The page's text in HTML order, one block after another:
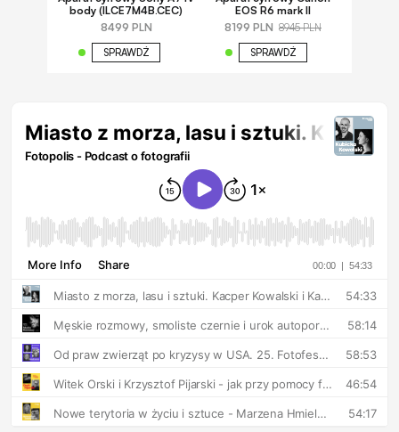
body (ILCE7M4B.CEC)
8499 PLN
SPRAWDŹ
EOS R6 mark II
8199 PLN 8945 PLN
SPRAWDŹ